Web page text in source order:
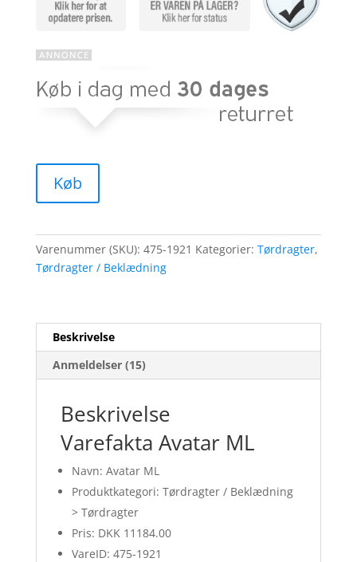
Køb
Varenummer (SKU): 475-1921 Kategorier: Tørdragter,
Tørdragter / Beklædning
Beskrivelse
Anmeldelser (15)
Beskrivelse
Varefakta Avatar ML
Navn: Avatar ML
Produktkategori: Tørdragter / Beklædning
> Tørdragter
Pris: DKK 11184.00
VareID: 475-1921